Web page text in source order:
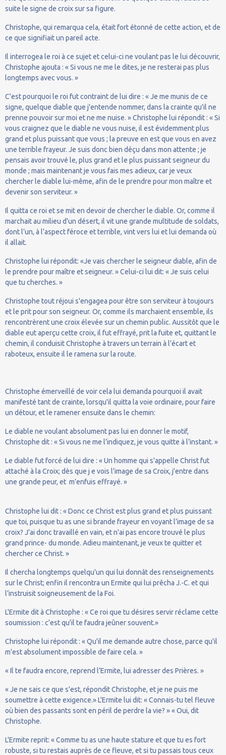
suite le signe de croix sur sa figure.
Christophe, qui remarqua cela, était fort étonné de cette action, et de
ce que signifiait un pareil acte.
Il interrogea le roi à ce sujet et celui-ci ne voulant pas le lui découvrir,
Christophe ajouta : « Si vous ne me le dites, je ne resterai pas plus
longtemps avec vous. »
C'est pourquoi le roi fut contraint de lui dire : « Je me munis de ce
signe, quelque diable que j'entende nommer, dans la crainte qu'il ne
prenne pouvoir sur moi et ne me nuise. » Christophe lui répondit : « Si
vous craignez que le diable ne vous nuise, il est évidemment plus
grand et plus puissant que vous ; la preuve en est que vous en avez
une terrible frayeur. Je suis donc bien déçu dans mon attente ; je
pensais avoir trouvé le, plus grand et le plus puissant seigneur du
monde ; mais maintenant je vous fais mes adieux, car je veux
chercher le diable lui-même, afin de le prendre pour mon maître et
devenir son serviteur. »
Il quitta ce roi et se mit en devoir de chercher le diable. Or, comme il
marchait au milieu d'un désert, il vit une grande multitude de soldats,
dont l’un, à l’aspect féroce et terrible, vint vers lui et lui demanda où
il allait.
Christophe lui répondit: «Je vais chercher le seigneur diable, afin de
le prendre pour maître et seigneur. » Celui-ci lui dit: « Je suis celui
que tu cherches. »
Christophe tout réjoui s'engagea pour être son serviteur à toujours
et le prit pour son seigneur. Or, comme ils marchaient ensemble, ils
rencontrèrent une croix élevée sur un chemin public. Aussitôt que le
diable eut aperçu cette croix, il fut effrayé, prit la fuite et, quittant le
chemin, il conduisit Christophe à travers un terrain à l’écart et
raboteux, ensuite il le ramena sur la route.
Christophe émerveillé de voir cela lui demanda pourquoi il avait
manifesté tant de crainte, lorsqu'il quitta la voie ordinaire, pour faire
un détour, et le ramener ensuite dans le chemin:
Le diable ne voulant absolument pas lui en donner le motif,
Christophe dit : « Si vous ne me l’indiquez, je vous quitte à l’instant. »
Le diable fut forcé de lui dire : « Un homme qui s'appelle Christ fut
attaché à la Croix; dès que j e vois l’image de sa Croix, j'entre dans
une grande peur, et m’enfuis effrayé. »
Christophe lui dit : « Donc ce Christ est plus grand et plus puissant
que toi, puisque tu as une si brande frayeur en voyant l’image de sa
croix? J'ai donc travaillé en vain, et n'ai pas encore trouvé le plus
grand prince- du monde. Adieu maintenant, je veux te quitter et
chercher ce Christ. »
Il chercha longtemps quelqu'un qui lui donnât des renseignements
sur le Christ; enfin il rencontra un Ermite qui lui prêcha J.-C. et qui
l’instruisit soigneusement de la Foi.
L'Ermite dit à Christophe : « Ce roi que tu désires servir réclame cette
soumission : c'est qu'il te faudra jeûner souvent.»
Christophe lui répondit : « Qu'il me demande autre chose, parce qu'il
m’est absolument impossible de faire cela. »
« Il te faudra encore, reprend l’Ermite, lui adresser des Prières. »
« Je ne sais ce que s'est, répondit Christophe, et je ne puis me
soumettre à cette exigence.» L'Ermite lui dit: « Connais-tu tel fleuve
où bien des passants sont en péril de perdre la vie? » « Oui, dit
Christophe.
L'Ermite reprit: « Comme tu as une haute stature et que tu es fort
robuste, si tu restais auprès de ce fleuve, et si tu passais tous ceux